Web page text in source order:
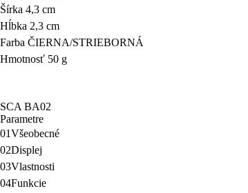
Šírka 4,3 cm
Hĺbka 2,3 cm
Farba ČIERNA/STRIEBORNÁ
Hmotnosť 50 g
SCA BA02
Parametre
01Všeobecné
02Displej
03Vlastnosti
04Funkcie